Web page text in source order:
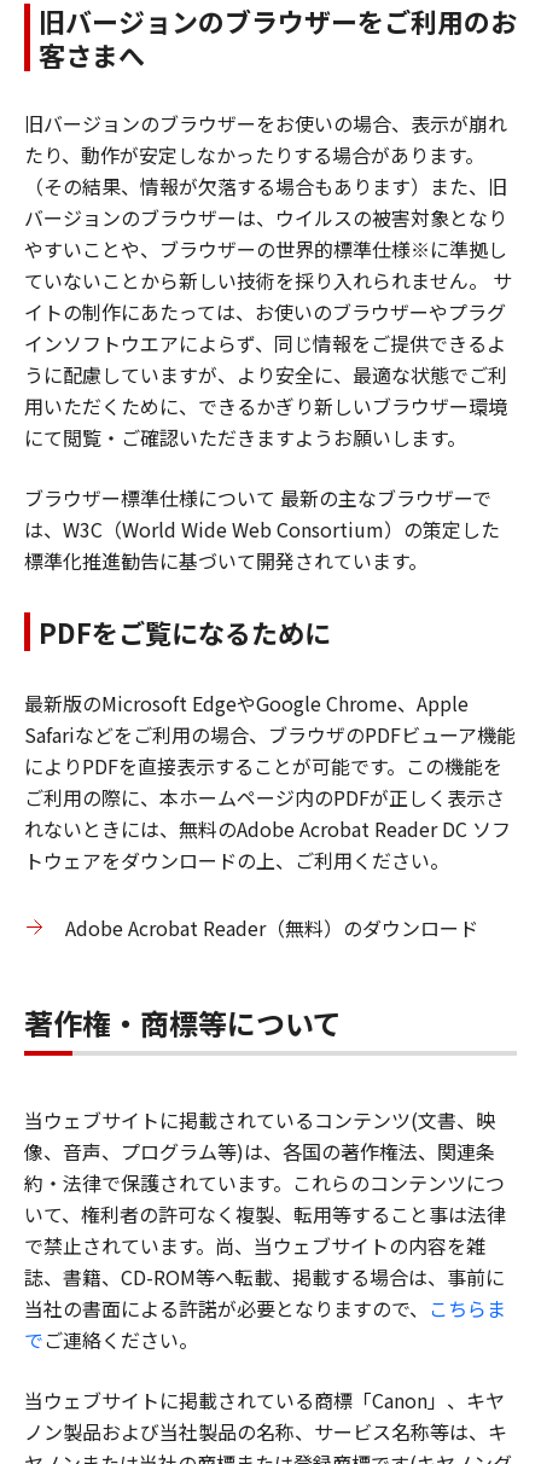
旧バージョンのブラウザーをご利用のお
客さまへ
旧バージョンのブラウザーをお使いの場合、表示が崩れ
たり、動作が安定しなかったりする場合があります。
（その結果、情報が欠落する場合もあります）また、旧
バージョンのブラウザーは、ウイルスの被害対象となり
やすいことや、ブラウザーの世界的標準仕様※に準拠し
ていないことから新しい技術を採り入れられません。 サ
イトの制作にあたっては、お使いのブラウザーやプラグ
インソフトウエアによらず、同じ情報をご提供できるよ
うに配慮していますが、より安全に、最適な状態でご利
用いただくために、できるかぎり新しいブラウザー環境
にて閲覧・ご確認いただきますようお願いします。
ブラウザー標準仕様について 最新の主なブラウザーで
は、W3C（World Wide Web Consortium）の策定した
標準化推進勧告に基づいて開発されています。
PDFをご覧になるために
最新版のMicrosoft EdgeやGoogle Chrome、Apple
Safariなどをご利用の場合、ブラウザのPDFビューア機能
によりPDFを直接表示することが可能です。この機能を
ご利用の際に、本ホームページ内のPDFが正しく表示さ
れないときには、無料のAdobe Acrobat Reader DC ソフ
トウェアをダウンロードの上、ご利用ください。
Adobe Acrobat Reader（無料）のダウンロード
著作権・商標等について
当ウェブサイトに掲載されているコンテンツ(文書、映
像、音声、プログラム等)は、各国の著作権法、関連条
約・法律で保護されています。これらのコンテンツにつ
いて、権利者の許可なく複製、転用等すること事は法律
で禁止されています。尚、当ウェブサイトの内容を雑
誌、書籍、CD-ROM等へ転載、掲載する場合は、事前に
当社の書面による許諾が必要となりますので、 こちらま
でご連絡ください。
当ウェブサイトに掲載されている商標「Canon」、キヤ
ノン製品および当社製品の名称、サービス名称等は、キ